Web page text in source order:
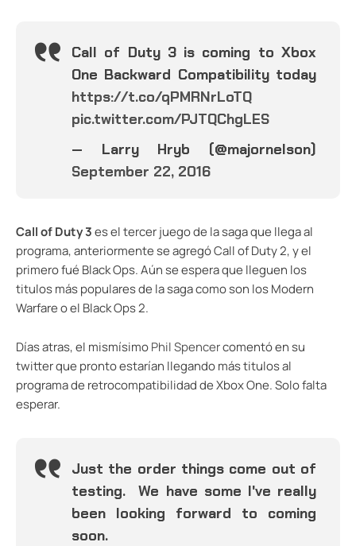
Call of Duty 3 is coming to Xbox
One Backward Compatibility today
https://t.co/qPMRNrLoTQ
pic.twitter.com/PJTQChgLES
— Larry Hryb (@majornelson)
September 22, 2016
Call of Duty 3es el tercer juego de la saga que llega al
programa, anteriormente se agregó Call of Duty 2, y el
primero fué Black Ops. Aún se espera que lleguen los
titulos más populares de la saga como son los Modern
Warfare o el Black Ops 2.
Días atras, el mismísimoPhil Spencercomentó en su
twitter que pronto estarían llegando más titulos al
programa de retrocompatibilidad de Xbox One. Solo falta
esperar.
Just the order things come out of
testing. We have some I've really
been looking forward to coming
soon.